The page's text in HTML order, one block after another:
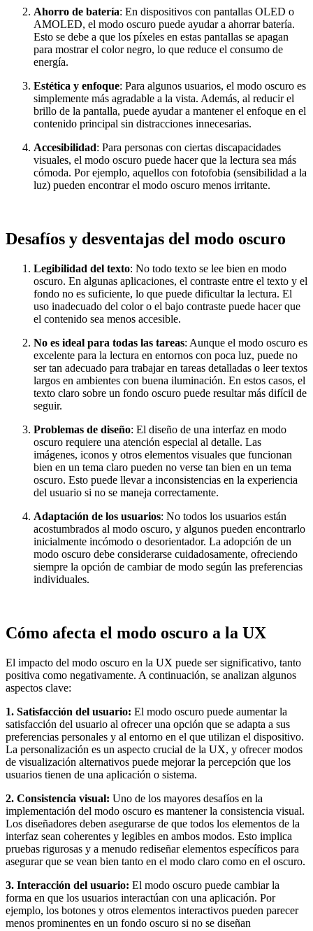
Ahorro de batería: En dispositivos con pantallas OLED o
AMOLED, el modo oscuro puede ayudar a ahorrar batería.
Esto se debe a que los píxeles en estas pantallas se apagan
para mostrar el color negro, lo que reduce el consumo de
energía.
Estética y enfoque: Para algunos usuarios, el modo oscuro es
simplemente más agradable a la vista. Además, al reducir el
brillo de la pantalla, puede ayudar a mantener el enfoque en el
contenido principal sin distracciones innecesarias.
Accesibilidad: Para personas con ciertas discapacidades
visuales, el modo oscuro puede hacer que la lectura sea más
cómoda. Por ejemplo, aquellos con fotofobia (sensibilidad a la
luz) pueden encontrar el modo oscuro menos irritante.
Desafíos y desventajas del modo oscuro
Legibilidad del texto: No todo texto se lee bien en modo
oscuro. En algunas aplicaciones, el contraste entre el texto y el
fondo no es suficiente, lo que puede dificultar la lectura. El
uso inadecuado del color o el bajo contraste puede hacer que
el contenido sea menos accesible.
No es ideal para todas las tareas: Aunque el modo oscuro es
excelente para la lectura en entornos con poca luz, puede no
ser tan adecuado para trabajar en tareas detalladas o leer textos
largos en ambientes con buena iluminación. En estos casos, el
texto claro sobre un fondo oscuro puede resultar más difícil de
seguir.
Problemas de diseño: El diseño de una interfaz en modo
oscuro requiere una atención especial al detalle. Las
imágenes, iconos y otros elementos visuales que funcionan
bien en un tema claro pueden no verse tan bien en un tema
oscuro. Esto puede llevar a inconsistencias en la experiencia
del usuario si no se maneja correctamente.
Adaptación de los usuarios: No todos los usuarios están
acostumbrados al modo oscuro, y algunos pueden encontrarlo
inicialmente incómodo o desorientador. La adopción de un
modo oscuro debe considerarse cuidadosamente, ofreciendo
siempre la opción de cambiar de modo según las preferencias
individuales.
Cómo afecta el modo oscuro a la UX
El impacto del modo oscuro en la UX puede ser significativo, tanto
positiva como negativamente. A continuación, se analizan algunos
aspectos clave:
1. Satisfacción del usuario: El modo oscuro puede aumentar la
satisfacción del usuario al ofrecer una opción que se adapta a sus
preferencias personales y al entorno en el que utilizan el dispositivo.
La personalización es un aspecto crucial de la UX, y ofrecer modos
de visualización alternativos puede mejorar la percepción que los
usuarios tienen de una aplicación o sistema.
2. Consistencia visual: Uno de los mayores desafíos en la
implementación del modo oscuro es mantener la consistencia visual.
Los diseñadores deben asegurarse de que todos los elementos de la
interfaz sean coherentes y legibles en ambos modos. Esto implica
pruebas rigurosas y a menudo rediseñar elementos específicos para
asegurar que se vean bien tanto en el modo claro como en el oscuro.
3. Interacción del usuario: El modo oscuro puede cambiar la
forma en que los usuarios interactúan con una aplicación. Por
ejemplo, los botones y otros elementos interactivos pueden parecer
menos prominentes en un fondo oscuro si no se diseñan